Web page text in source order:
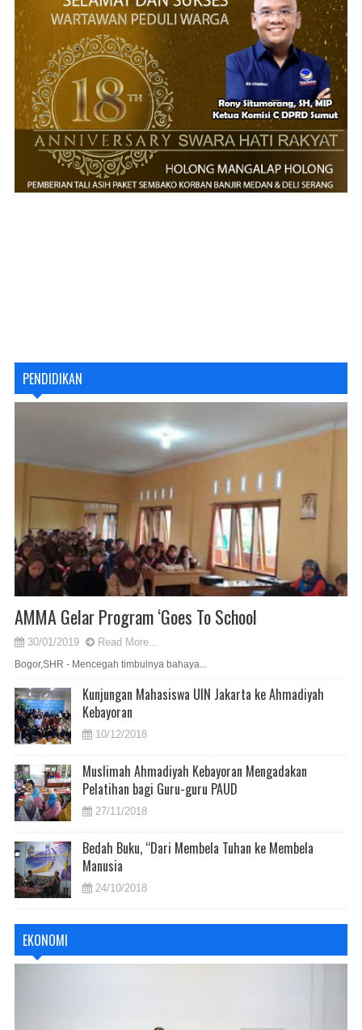
PENDIDIKAN
AMMA Gelar Program ‘Goes To School
30/01/2019 Read More...
Bogor,SHR - Mencegah timbulnya bahaya...
Kunjungan Mahasiswa UIN Jakarta ke Ahmadiyah
Kebayoran
10/12/2018
Muslimah Ahmadiyah Kebayoran Mengadakan
Pelatihan bagi Guru-guru PAUD
27/11/2018
Bedah Buku, “Dari Membela Tuhan ke Membela
Manusia
24/10/2018
EKONOMI